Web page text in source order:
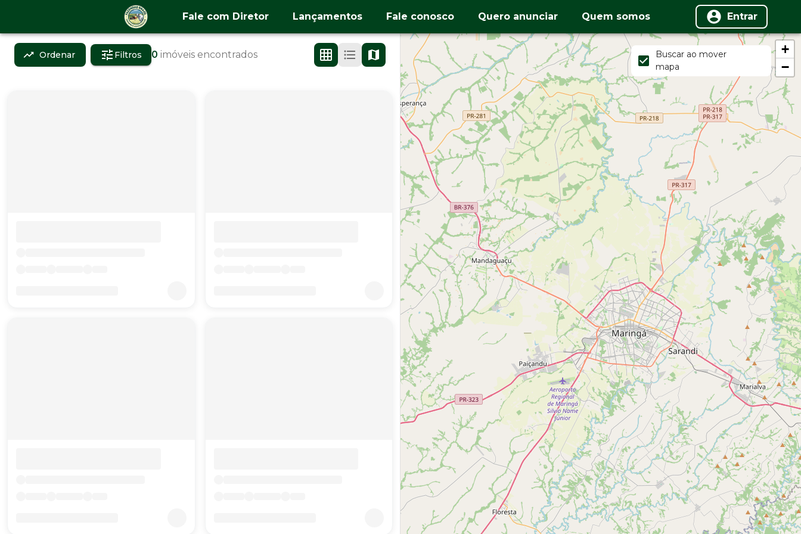
Fale com Diretor Lançamentos Fale conosco Quero anunciar Quem somos Entrar
Ordenar Filtros 0 imóveis encontrados
+
−
Buscar ao mover
mapa